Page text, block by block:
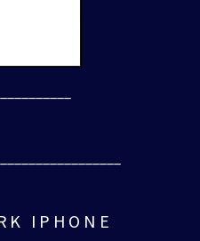
IPHONE